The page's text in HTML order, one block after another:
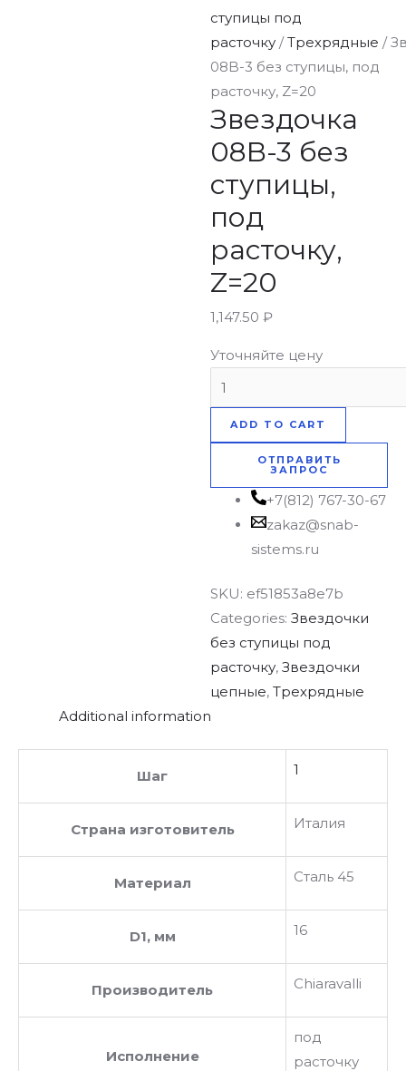
ступицы под
расточку /Трехрядные /
08B-3 без ступицы, под
расточку, Z=20
Звездочка
08B-3 без
ступицы,
под
расточку,
Z=20
1,147.50₽
Уточняйте цену
ADD TO CART
ОТПРАВИТЬ
ЗАПРОС
+7(812) 767-30-67
zakaz@snab-
sistems.ru
SKU: ef51853a8e7b
Categories:Звездочки
без ступицы под
расточку,Звездочки
цепные,Трехрядные
Additional information
Шаг 1
Страна изготовитель Италия
Материал Сталь 45
D1, мм 16
Производитель Chiaravalli
Исполнение
под
расточку